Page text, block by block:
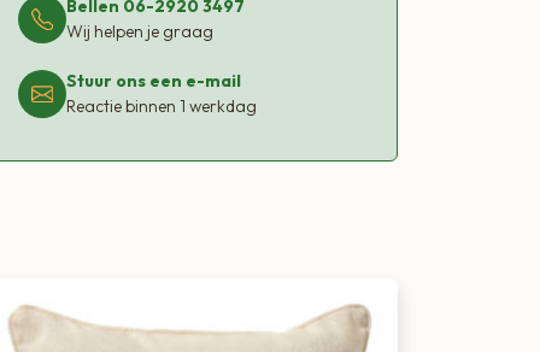
Bellen 06-2920 3497
Wij helpen je graag
Stuur ons een e-mail
Reactie binnen 1 werkdag